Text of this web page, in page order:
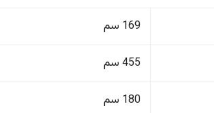
169 سم
455 سم
180 سم